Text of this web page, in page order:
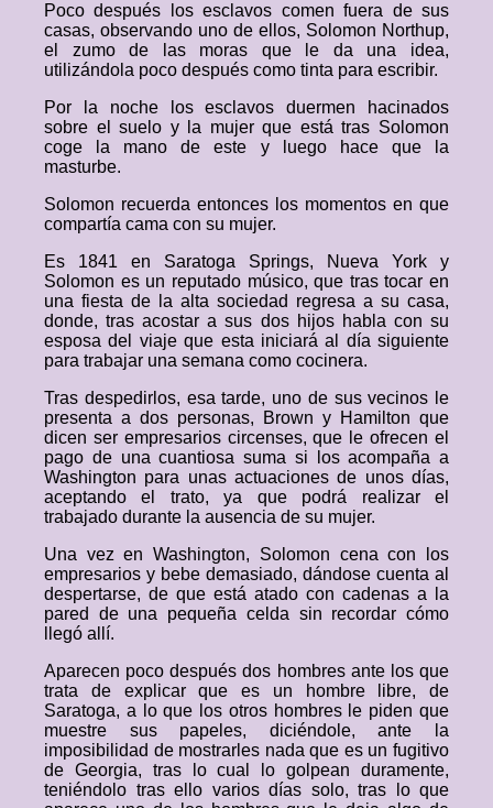
Poco después los esclavos comen fuera de sus
casas, observando uno de ellos, Solomon Northup,
el zumo de las moras que le da una idea,
utilizándola poco después como tinta para escribir.
Por la noche los esclavos duermen hacinados
sobre el suelo y la mujer que está tras Solomon
coge la mano de este y luego hace que la
masturbe.
Solomon recuerda entonces los momentos en que
compartía cama con su mujer.
Es 1841 en Saratoga Springs, Nueva York y
Solomon es un reputado músico, que tras tocar en
una fiesta de la alta sociedad regresa a su casa,
donde, tras acostar a sus dos hijos habla con su
esposa del viaje que esta iniciará al día siguiente
para trabajar una semana como cocinera.
Tras despedirlos, esa tarde, uno de sus vecinos le
presenta a dos personas, Brown y Hamilton que
dicen ser empresarios circenses, que le ofrecen el
pago de una cuantiosa suma si los acompaña a
Washington para unas actuaciones de unos días,
aceptando el trato, ya que podrá realizar el
trabajado durante la ausencia de su mujer.
Una vez en Washington, Solomon cena con los
empresarios y bebe demasiado, dándose cuenta al
despertarse, de que está atado con cadenas a la
pared de una pequeña celda sin recordar cómo
llegó allí.
Aparecen poco después dos hombres ante los que
trata de explicar que es un hombre libre, de
Saratoga, a lo que los otros hombres le piden que
muestre sus papeles, diciéndole, ante la
imposibilidad de mostrarles nada que es un fugitivo
de Georgia, tras lo cual lo golpean duramente,
teniéndolo tras ello varios días solo, tras lo que